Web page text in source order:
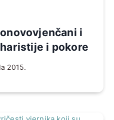
i
i pokore
2015.